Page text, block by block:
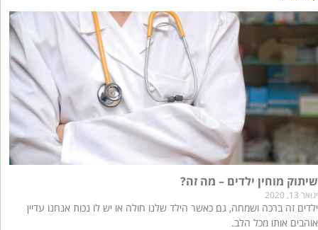
שיתוק מוחין ילדים – מה זה?
ינואר 13, 2020
ילדים זה ברכה ושמחה, גם כאשר הילד שלנו חולה או יש לו נכות אנחנו עדיין
אוהבים אותו מכל הלב.